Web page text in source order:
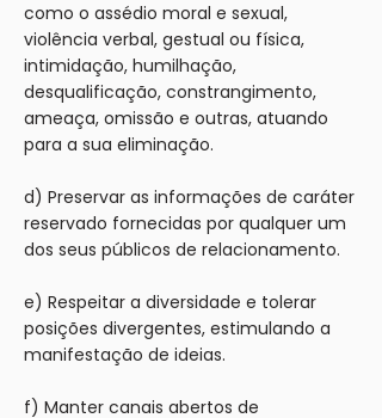
como o assédio moral e sexual,
violência verbal, gestual ou física,
intimidação, humilhação,
desqualificação, constrangimento,
ameaça, omissão e outras, atuando
para a sua eliminação.
d) Preservar as informações de caráter
reservado fornecidas por qualquer um
dos seus públicos de relacionamento.
e) Respeitar a diversidade e tolerar
posições divergentes, estimulando a
manifestação de ideias.
f) Manter canais abertos de